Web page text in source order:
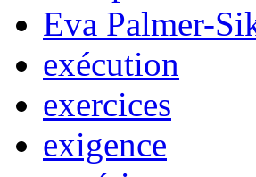
Eva Palmer-
exécution
exercices
exigence